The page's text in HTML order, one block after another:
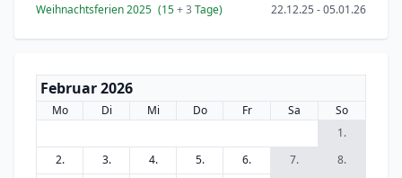
Weihnachtsferien 2025 (15+ 3 Tage) 22.12.25 - 05.01.26
Februar 2026
Mo Di Mi Do Fr Sa
So
1.
2.
3. 4. 5. 6. 7.
8.